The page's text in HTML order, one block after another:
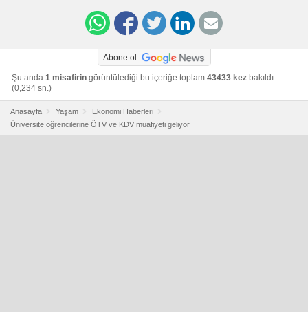
Abone ol
Şu anda 1 misafirin görüntülediği bu içeriğe toplam 43433 kez bakıldı.
(0,234 sn.)
Anasayfa Yaşam
Ekonomi Haberleri
Üniversite öğrencilerine ÖTV ve KDV muafiyeti geliyor